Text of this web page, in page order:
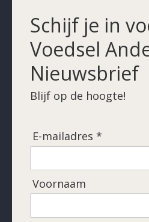
Schijf je in
Voedsel
Nieuwsbrief
Blijf op de hoogte!
E-mailadres *
Voornaam